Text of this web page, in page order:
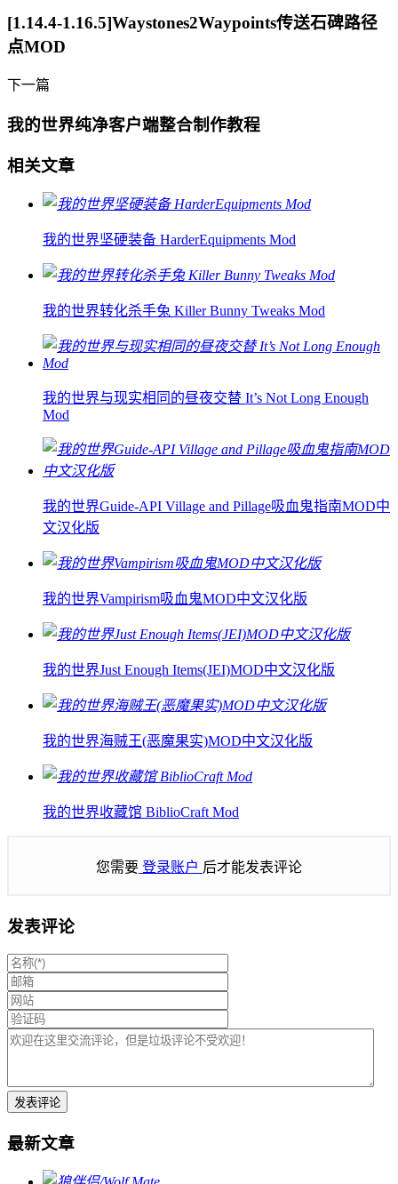
[1.14.4-1.16.5]Waystones2Waypoints传送石碑路径
点MOD
下一篇
我的世界纯净客户端整合制作教程
相关文章
我的世界坚硬装备 HarderEquipments Mod
我的世界转化杀手兔 Killer Bunny Tweaks Mod
我的世界与现实相同的昼夜交替 It’s Not Long Enough
Mod
我的世界Guide-API Village and Pillage吸血鬼指南MOD中
文汉化版
我的世界Vampirism吸血鬼MOD中文汉化版
我的世界Just Enough Items(JEI)MOD中文汉化版
我的世界海贼王(恶魔果实)MOD中文汉化版
我的世界收藏馆 BiblioCraft Mod
您需要 登录账户 后才能发表评论
发表评论
最新文章